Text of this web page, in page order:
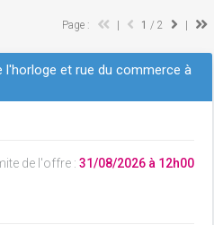
Page : 1 / 2
l'horloge et rue du commerce à
de l'offre : 31/08/2026 à 12h00